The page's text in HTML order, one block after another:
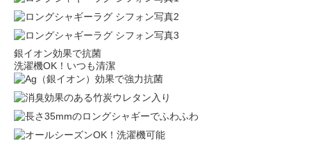
銀イオン効果で抗菌
洗濯機OK！いつも清潔